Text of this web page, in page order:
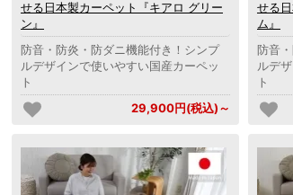
せる日本製カーペット『キアロ グリー
ン』
防音・防炎・防ダニ機能付き！シンプ
ルデザインで使いやすい国産カーペッ
ト
29,900円(税込)～
せる
ム』
防音
ルデ
ト